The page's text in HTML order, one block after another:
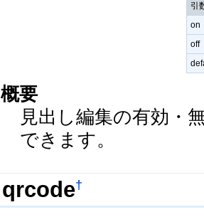
引
on
off
概要
見出し編集の有効・
できます。
qrcode†